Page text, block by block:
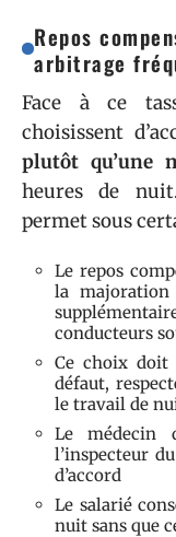
Repos
arbitrage
Face à ce
choisissent
plutôt qu’une
heures de
permet sous
Le repos
la
conducteurs
Ce choix doit
défaut,
le travail de
Le médecin
l’inspecteur
d’accord
Le salarié
nuit sans que